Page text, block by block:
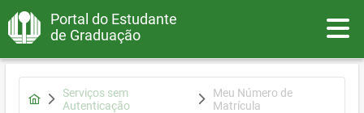
Portal do Estudante
de Graduação
Serviços sem
Autenticação
Meu Número de
Matrícula